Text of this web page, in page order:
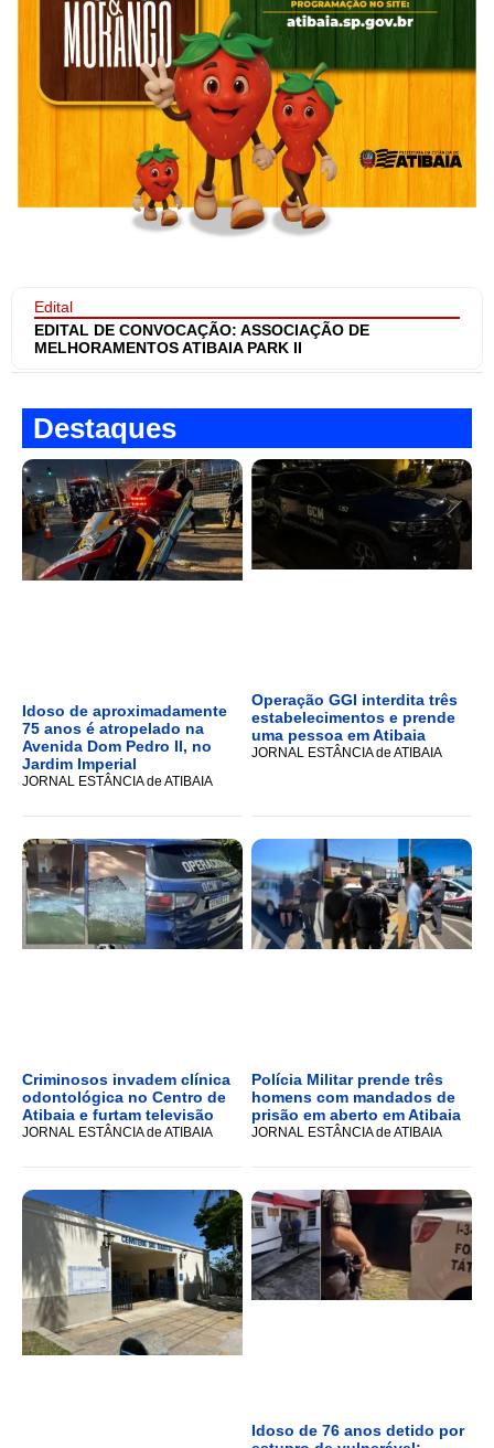
Edital
EDITAL DE CONVOCAÇÃO: ASSOCIAÇÃO DE
MELHORAMENTOS ATIBAIA PARK II
Destaques
Idoso de aproximadamente
75 anos é atropelado na
Avenida Dom Pedro II, no
Jardim Imperial
JORNAL ESTÂNCIA de ATIBAIA
Operação GGI interdita três
estabelecimentos e prende
uma pessoa em Atibaia
JORNAL ESTÂNCIA de ATIBAIA
Criminosos invadem clínica
odontológica no Centro de
Atibaia e furtam televisão
JORNAL ESTÂNCIA de ATIBAIA
Polícia Militar prende três
homens com mandados de
prisão em aberto em Atibaia
JORNAL ESTÂNCIA de ATIBAIA
Idoso de 76 anos detido por